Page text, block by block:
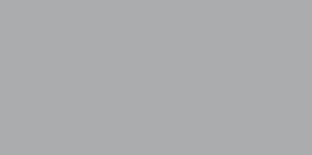
The plissé design and the flowy
your silhouette.
Yes, this maxi dress is ideal for